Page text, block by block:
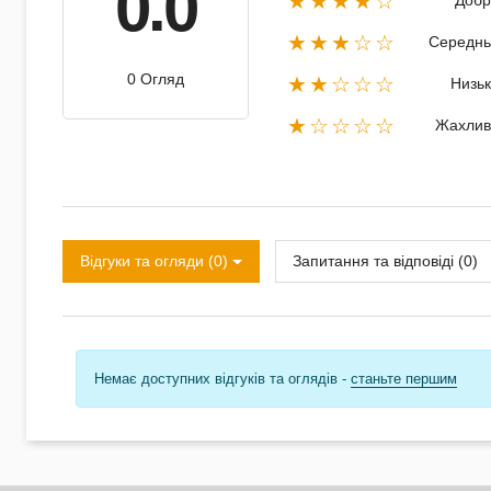
0 Огляд
★★★☆☆
★★☆☆☆
★☆☆☆☆
Відгуки та огляди (0) Запитання та відповіді (0)
Немає доступних відгуків та оглядів - станьте першим